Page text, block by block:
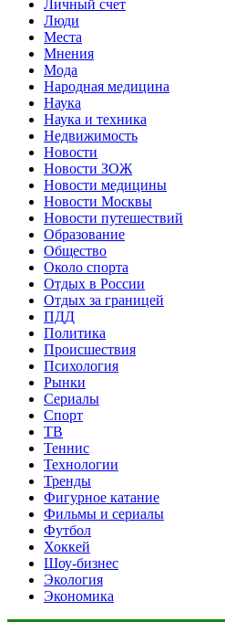
Личный счет
Люди
Места
Мнения
Мода
Народная медицина
Наука
Наука и техника
Недвижимость
Новости
Новости ЗОЖ
Новости медицины
Новости Москвы
Новости путешествий
Образование
Общество
Около спорта
Отдых в России
Отдых за границей
ПДД
Политика
Происшествия
Психология
Рынки
Сериалы
Спорт
ТВ
Теннис
Технологии
Тренды
Фигурное катание
Фильмы и сериалы
Футбол
Хоккей
Шоу-бизнес
Экология
Экономика